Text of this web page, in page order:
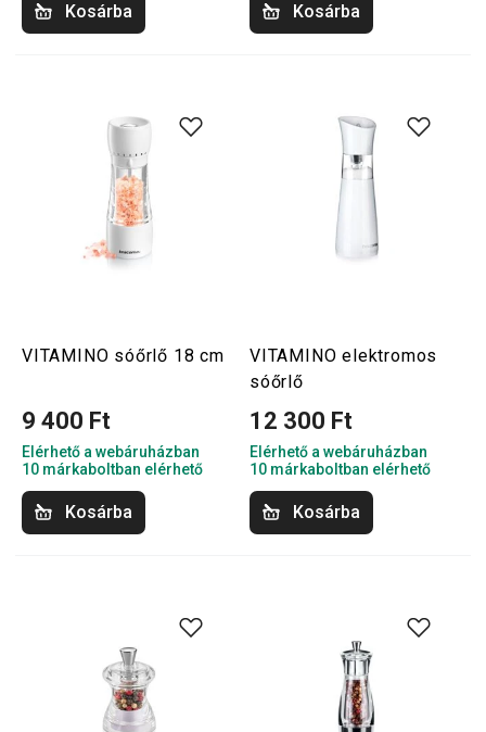
Kosárba Kosárba
VITAMINO sóőrlő 18 cm
9 400 Ft
Elérhető a webáruházban
10 márkaboltban elérhető
Kosárba
VITAMINO elektromos
sóőrlő
12 300 Ft
Elérhető a webáruházban
10 márkaboltban elérhető
Kosárba